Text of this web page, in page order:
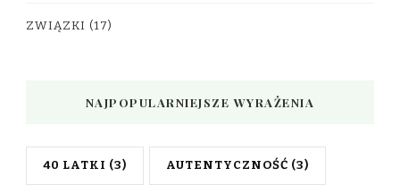
ZWIĄZKI (17)
NAJPOPULARNIEJSZE WYRAŻENIA
40 LATKI (3) AUTENTYCZNOŚĆ (3)